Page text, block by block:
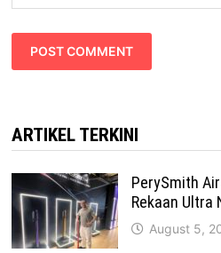
ARTIKEL TERKINI
PerySmith
Rekaan Ultra
August 5,